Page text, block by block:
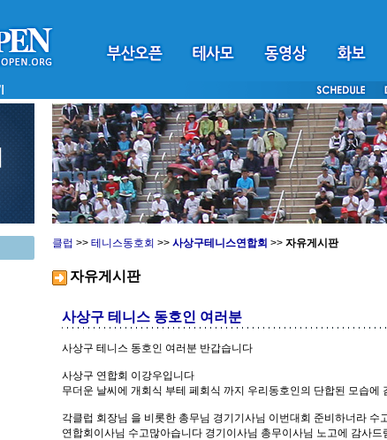
클럽 >> 테니스동호회 >> 사상구테니스연합회 >> 자유게시판
자유게시판
사상구 테니스 동호인 여러분
사상구 테니스 동호인 여러분 반갑습니다
사상구 연합회 이강우입니다
무더운 날씨에 개회식 부테 페회식 까지 우리동호인의 단합된 모습에
각클럽 회장님 을 비롯한 총무님 경기기사님 이번대회 준비하너라 수
연합회이사님 수고많아습니다 경기이사님 총무이사님 노고에 감사드